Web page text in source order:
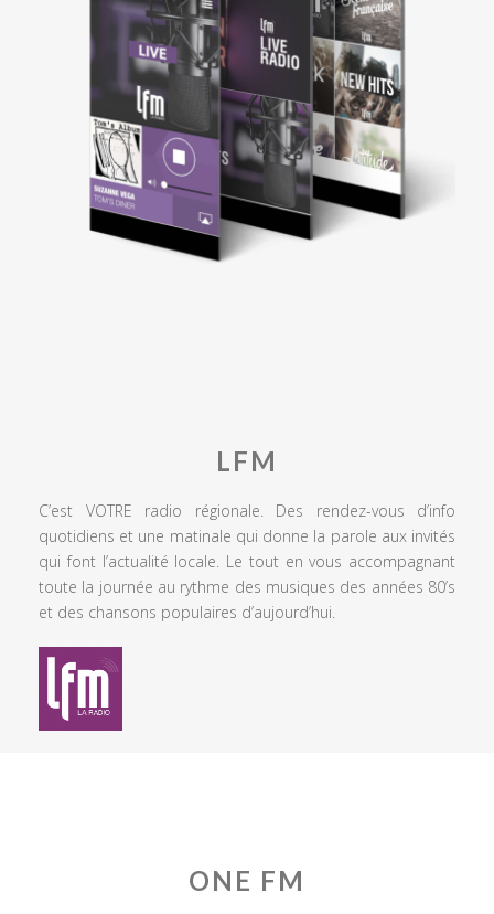
LFM
C’est VOTRE radio régionale. Des rendez-vous d’info
quotidiens et une matinale qui donne la parole aux invités
qui font l’actualité locale. Le tout en vous accompagnant
toute la journée au rythme des musiques des années 80’s
et des chansons populaires d’aujourd’hui.
ONE FM